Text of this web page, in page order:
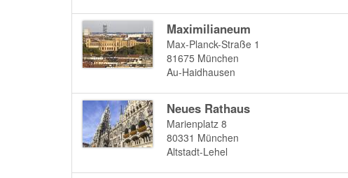
Maximilianeum
Max-Planck-Straße 1
81675 München
Au-Haidhausen
Neues Rathaus
Marienplatz 8
80331 München
Altstadt-Lehel